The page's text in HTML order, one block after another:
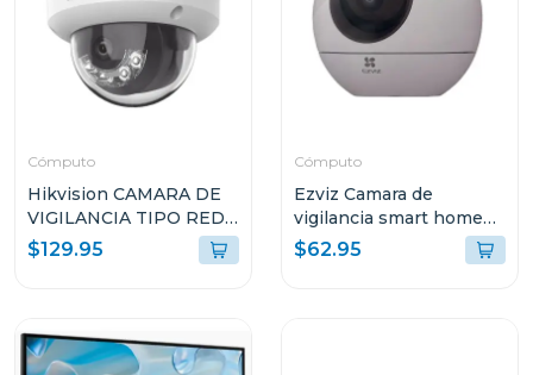
Cómputo
Hikvision CAMARA DE
VIGILANCIA TIPO RED
DOMO CON LUZ
HÍBRIDA INTELIGENTE
$129.95
Cómputo
Ezviz Camara de
vigilancia smart home
camera 3k h6
$62.95